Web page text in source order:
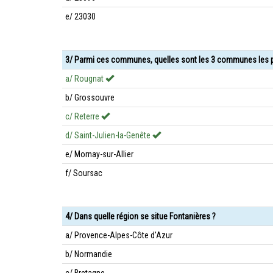
e/ 23030
3/ Parmi ces communes, quelles sont les 3 communes les
a/ Rougnat
b/ Grossouvre
c/ Reterre
d/ Saint-Julien-la-Genête
e/ Mornay-sur-Allier
f/ Soursac
4/ Dans quelle région se situe Fontanières ?
a/ Provence-Alpes-Côte d'Azur
b/ Normandie